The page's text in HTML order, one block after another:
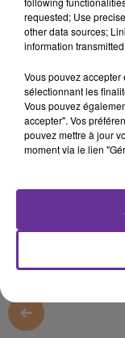
4 septembre 2025
03 BALKIS
omar
03 BALKIS HADES
03 BALKIS HADES
0:00
requested; Use
other data sources;
information
Vous pouvez accepter
sélectionnant les
Vous pouvez
accepter". Vos
pouvez mettre à jour
moment via le lien